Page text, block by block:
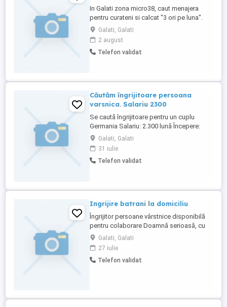
In Galati zona micro38, caut menajera
pentru curateni si calcat "3 ori pe luna".
Apartament 2 camere, bucatarie separata
!! Calcat pentru o persoana !!!
Galati, Galati
2 august
Telefon validat
Căutăm îngrijitoare persoana
varsnica. Salariu 2300
Se caută îngrijitoare pentru un cuplu
Germania Salariu: 2.300 lună Începere:
imediată Cerințe: Limba germană minim
B1 Responsabilități: Activități
gospodărești (gătit, curățenie,
cumpărături, spălat și călcat rufe) Însoțire
Galati, Galati
31 iulie
Telefon validat
Ingrijire batrani la domiciliu
Îngrijitor persoane vârstnice disponibilă
pentru colaborare Doamnă serioasă, cu
experiență în îngrijirea persoanelor
vârstnice, ofer servicii de îngrijire pentru
bătrâni (femei sau bărbați), inclusiv pentru
persoane imobilizate la pat. Program
Galati, Galati
27 iulie
Telefon validat